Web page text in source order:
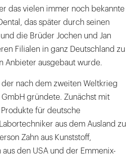
das vielen immer noch bekannte
das später durch seinen
die Brüder Jochen und Jan
Filialen in ganz Deutschland zu
Anbieter ausgebaut wurde.
der nach dem zweiten Weltkrieg
gründete. Zunächst mit
für deutsche
aus dem Ausland zu
Zahn aus Kunststoff,
den USA und der Emmenix-